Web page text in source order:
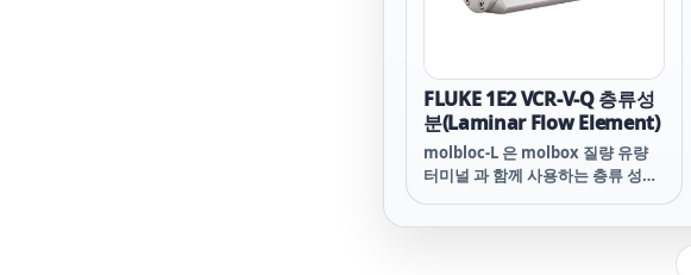
FLUKE 1E2 VCR-V-Q 층류성
분(Laminar Flow Element)
molbloc-L 은 molbox 질량 유량
터미널 과 함께 사용하는 층류 성분